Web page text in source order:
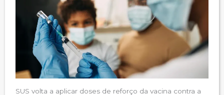
SUS volta a aplicar doses de reforço da vacina contra a